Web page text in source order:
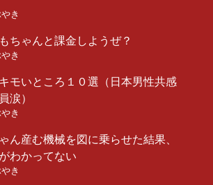
き
ちゃんと課金しようぜ？
き
モいところ１０選（日本男性共感
涙）
き
ん産む機械を図に乗らせた結果、
わかってない
き